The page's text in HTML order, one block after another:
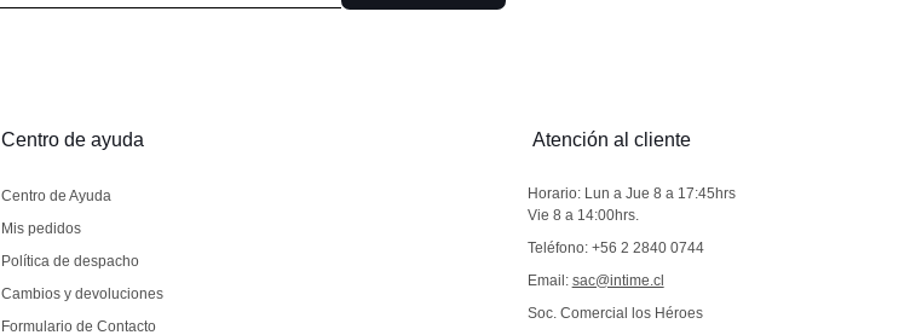
Centro de ayuda
Centro de Ayuda
Mis pedidos
Política de despacho
Cambios y devoluciones
Formulario de Contacto
Atención al cliente
Horario: Lun a Jue 8 a 17:45hrs
Vie 8 a 14:00hrs.
Teléfono: +56 2 2840 0744
Email: sac@intime.cl
Soc. Comercial los Héroes